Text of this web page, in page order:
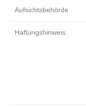
Aufsichtsbehörde
Haftungshinweis